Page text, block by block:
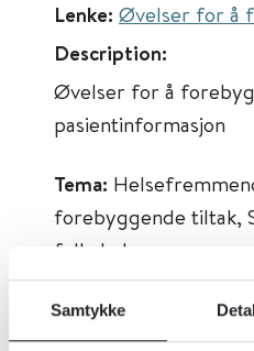
Samtykke
Lenke: Øvelser for å
Description:
Øvelser for å
pasientinformasjon
Tema:
forebyggende tiltak,
folkehelse
Emner:Forebygging,
Dokumenttype: